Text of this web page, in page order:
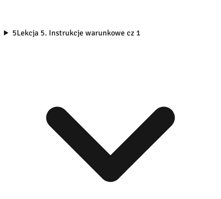
5Lekcja 5. Instrukcje warunkowe cz 1